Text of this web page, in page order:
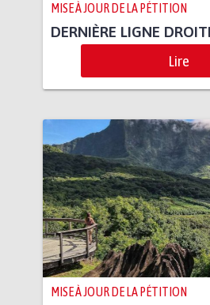
MISE À JOUR DE LA PÉTITION
DERNIÈRE LIGNE
Lire
MISE À JOUR DE LA PÉTITION